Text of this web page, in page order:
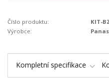
Číslo produktu:
KIT-
Výrobce:
Kompletní specifikace